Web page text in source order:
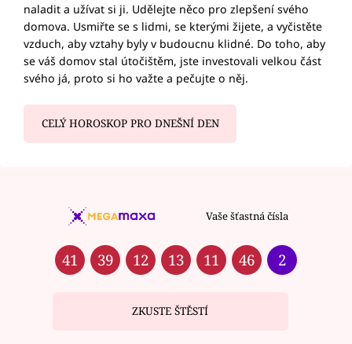
naladit a užívat si ji. Udělejte něco pro zlepšení svého
domova. Usmiřte se s lidmi, se kterými žijete, a vyčistěte
vzduch, aby vztahy byly v budoucnu klidné. Do toho, aby
se váš domov stal útočištěm, jste investovali velkou část
svého já, proto si ho važte a pečujte o něj.
CELÝ HOROSKOP PRO DNEŠNÍ DEN
Vaše šťastná čísla
41 39 12 13 11 46 2
ZKUSTE ŠTĚSTÍ